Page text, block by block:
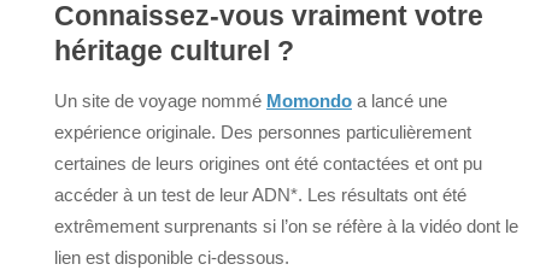
Connaissez-vous vraiment votre
héritage culturel ?
Un site de voyage nommé Momondo a lancé une
expérience originale. Des personnes particulièrement
certaines de leurs origines ont été contactées et ont pu
accéder à un test de leur ADN*. Les résultats ont été
extrêmement surprenants si l’on se réfère à la vidéo dont le
lien est disponible ci-dessous.